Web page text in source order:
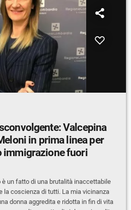
Valcepina
in prima linea per
immigrazione fuori
è un fatto di una brutalità inaccettabile
la coscienza di tutti. La mia vicinanza
donna aggredita e ridotta in fin di vita